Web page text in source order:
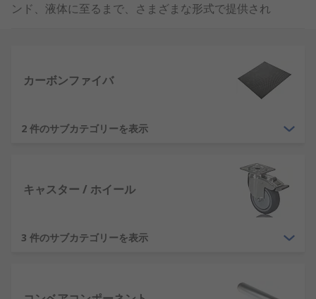
ンド、液体に至るまで、さまざまな形式で提供され
品質の完成品作製に役立ちます。研磨剤には様々な
形態がありますが、その機能はほとんど同じで、表
面層を材料から除去します。最初は大胆に削って対
終仕上げと研磨を行ないます。
サンドペーパー
フラップディスク
カーボンファイバ
2 件のサブカテゴリーを表示
キャスター / ホイール
3 件のサブカテゴリーを表示